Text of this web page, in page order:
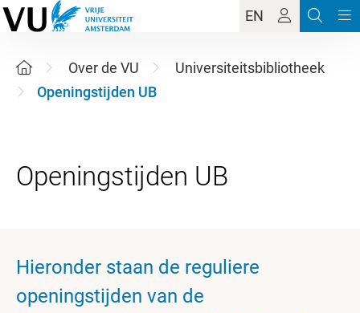
EN
Over de VU
Universiteitsbibliotheek
Openingstijden UB
Hieronder staan de reguliere
openingstijden van de